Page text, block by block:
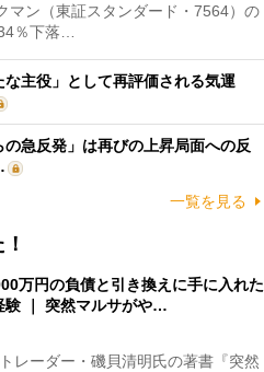
ン（東証スタンダード・7564）の
％下落…
な主役」として再評価される気運
急反発」は再びの上昇局面への反
一覧を見る
万円の負債と引き換えに手に入れた
験 ｜ 突然マルサがや…
レーダー・磯貝清明氏の著書『突然